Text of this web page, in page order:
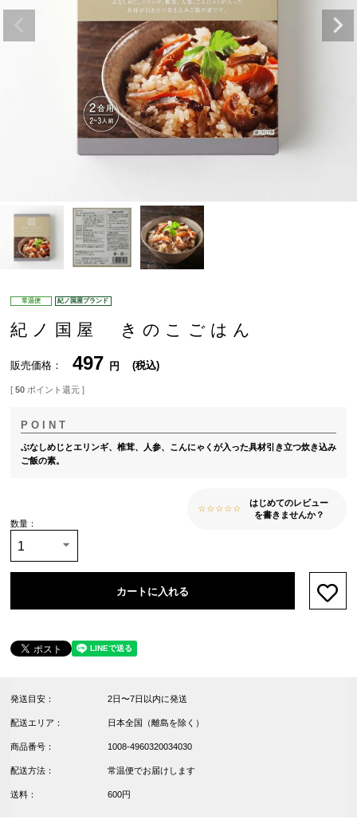
常温便 紀ノ国屋ブランド
紀ノ国屋 きのこごはん
販売価格 497 税込
[ 50 ポイント還元 ]
ぶなしめじとエリンギ、椎茸、人参、こんにゃくが入った具材引き立つ炊き込み
ご飯の素。
はじめてのレビュー
を書きませんか？
カートに入れる
発送目安： 2日〜7日以内に発送
配送エリア： 日本全国（離島を除く）
商品番号： 1008-4960320034030
配送方法： 常温便でお届けします
送料： 600円